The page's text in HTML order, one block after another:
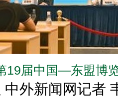
19届中国—东盟博
外新闻网记者